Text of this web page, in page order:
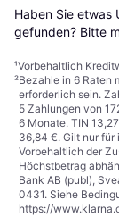
Haben Sie etwas
gefunden? Bitte
¹Vorbehaltlich
²Bezahle in 6 Raten
erforderlich sein.
5 Zahlungen von
6 Monate. TIN
36,84 €. Gilt nur für
Vorbehaltlich der
Höchstbetrag
Bank AB (publ),
0431. Siehe
https://